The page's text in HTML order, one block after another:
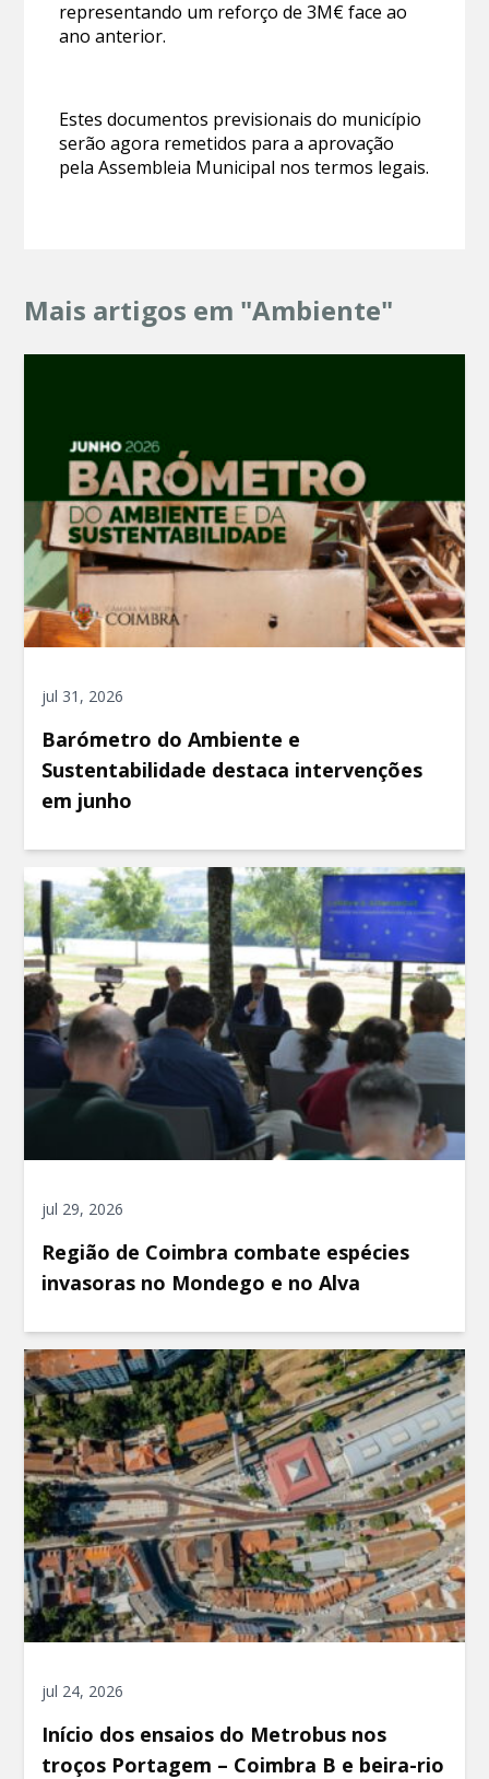
representando um reforço de 3M€ face ao
ano anterior.
Estes documentos previsionais do município
serão agora remetidos para a aprovação
pela Assembleia Municipal nos termos legais.
Mais artigos em "Ambiente"
jul 31, 2026
Barómetro do Ambiente e
Sustentabilidade destaca intervenções
em junho
jul 29, 2026
Região de Coimbra combate espécies
invasoras no Mondego e no Alva
jul 24, 2026
Início dos ensaios do Metrobus nos
troços Portagem – Coimbra B e beira-rio